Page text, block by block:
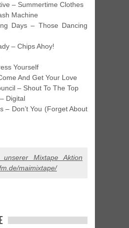
– Summertime Clothes
Machine
Days – Those Dancing
– Chips Ahoy!
Yourself
And Get Your Love
– Shout To The Top
Digital
– Don’t You (Forget About
Mixtape Aktion
maimixtape/